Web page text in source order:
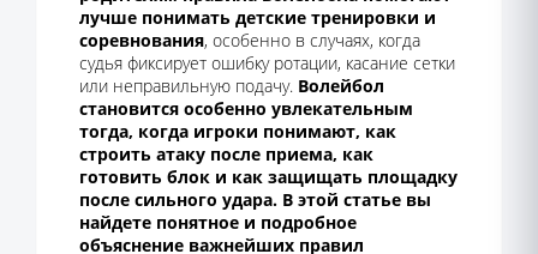
лучше понимать детские тренировки и
соревнования, особенно в случаях, когда
судья фиксирует ошибку ротации, касание сетки
или неправильную подачу. Волейбол
становится особенно увлекательным
тогда, когда игроки понимают, как
строить атаку после приема, как
готовить блок и как защищать площадку
после сильного удара. В этой статье вы
найдете понятное и подробное
объяснение важнейших правил